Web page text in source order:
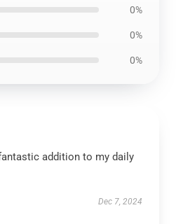
0%
0%
0%
addition to my daily
Dec 7, 2024